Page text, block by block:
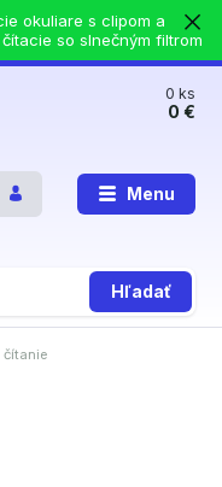
okuliare s clipom a
so slnečným filtrom
Menu
Hľadať
0ks
0 €
čítanie